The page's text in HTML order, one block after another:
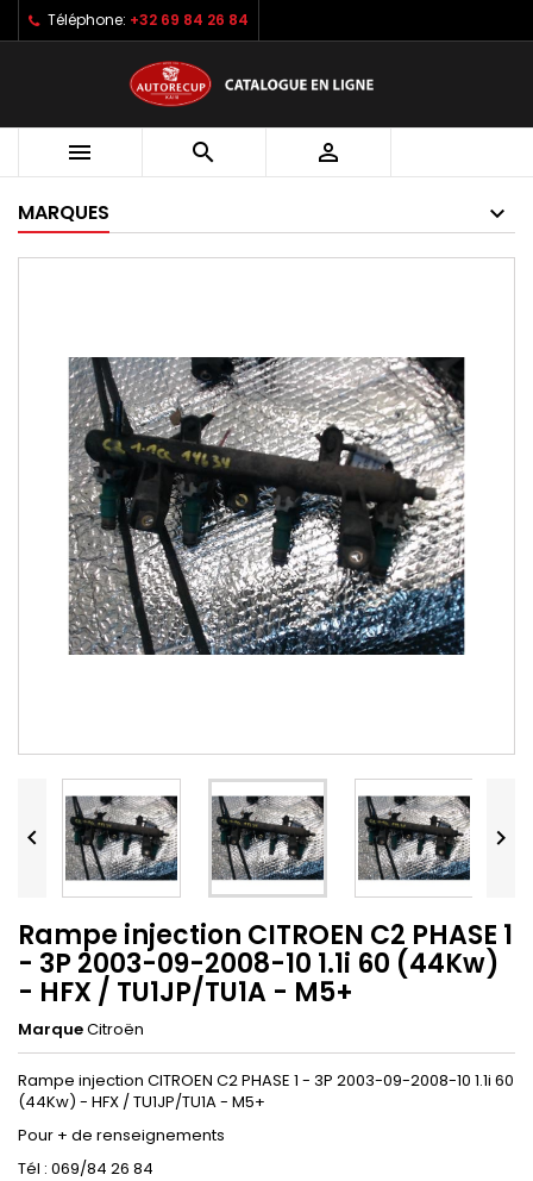
Téléphone: +32 69 84 26 84
  
MARQUES
 
Rampe injection CITROEN C2 PHASE 1
- 3P 2003-09-2008-10 1.1i 60 (44Kw)
- HFX / TU1JP/TU1A - M5+
MarqueCitroën
Rampe injection CITROEN C2 PHASE 1 - 3P 2003-09-2008-10 1.1i 60
(44Kw) - HFX / TU1JP/TU1A - M5+
Pour + de renseignements
Tél : 069/84 26 84